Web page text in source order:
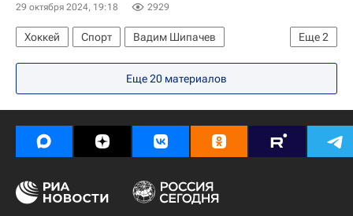
29 октября 2024, 19:18 2929
Еще2
Хоккей Спорт
Вадим Шипачев
КХЛ 2025-2026
Динамо (Минск)
Еще20 материалов